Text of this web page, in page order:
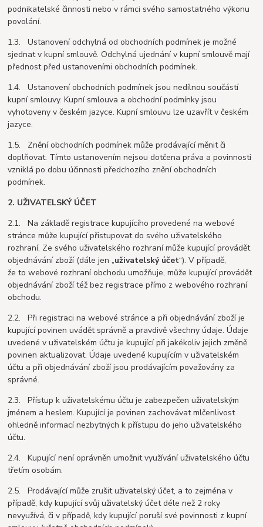
podnikatelské činnosti nebo v rámci svého samostatného výkonu
povolání.
1.3. Ustanovení odchylná od obchodních podmínek je možné
sjednat v kupní smlouvě. Odchylná ujednání v kupní smlouvě mají
přednost před ustanoveními obchodních podmínek.
1.4. Ustanovení obchodních podmínek jsou nedílnou součástí
kupní smlouvy. Kupní smlouva a obchodní podmínky jsou
vyhotoveny v českém jazyce. Kupní smlouvu lze uzavřít v českém
jazyce.
1.5. Znění obchodních podmínek může prodávající měnit či
doplňovat. Tímto ustanovením nejsou dotčena práva a povinnosti
vzniklá po dobu účinnosti předchozího znění obchodních
podmínek.
2. UŽIVATELSKÝ ÚČET
2.1. Na základě registrace kupujícího provedené na webové
stránce může kupující přistupovat do svého uživatelského
rozhraní. Ze svého uživatelského rozhraní může kupující provádět
objednávání zboží (dále jen „uživatelský účet“). V případě,
že to webové rozhraní obchodu umožňuje, může kupující provádět
objednávání zboží též bez registrace přímo z webového rozhraní
obchodu.
2.2. Při registraci na webové stránce a při objednávání zboží je
kupující povinen uvádět správně a pravdivě všechny údaje. Údaje
uvedené v uživatelském účtu je kupující při jakékoliv jejich změně
povinen aktualizovat. Údaje uvedené kupujícím v uživatelském
účtu a při objednávání zboží jsou prodávajícím považovány za
správné.
2.3. Přístup k uživatelskému účtu je zabezpečen uživatelským
jménem a heslem. Kupující je povinen zachovávat mlčenlivost
ohledně informací nezbytných k přístupu do jeho uživatelského
účtu.
2.4. Kupující není oprávněn umožnit využívání uživatelského účtu
třetím osobám.
2.5. Prodávající může zrušit uživatelský účet, a to zejména v
případě, kdy kupující svůj uživatelský účet déle než 2 roky
nevyužívá, či v případě, kdy kupující poruší své povinnosti z kupní